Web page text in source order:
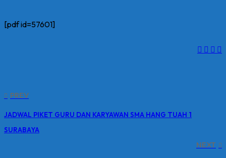
[pdf id=57601]
PREV
JADWAL PIKET GURU DAN KARYAWAN SMA HANG TUAH 1
SURABAYA
NEXT